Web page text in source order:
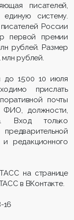
писателей,
систему.
России
первой премии
рублей. Размер
рублей.
до 15:00 10 июля
прислать
почты
должности,
Вход только
редакционного
на странице
в ВКонтакте.
16